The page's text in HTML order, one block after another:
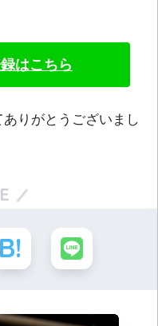
はこちら
りがとうございまし